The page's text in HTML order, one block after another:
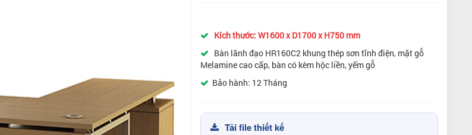
Kích thước: W1600 x D1700 x H750 mm
Bàn lãnh đạo HR160C2 khung thép sơn tĩnh điện, mặt gỗ
Melamine cao cấp, bàn có kèm hộc liền, yếm gỗ
Bảo hành: 12 Tháng
Tải file thiết kế